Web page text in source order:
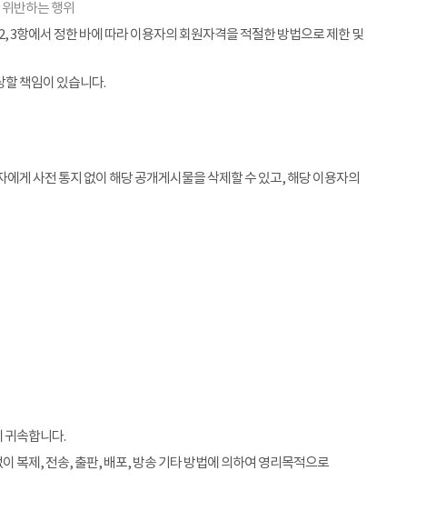
반하는 행위
항에서 정한 바에 따라 이용자의 회원자격을 적절한 방법으로 제한 및
책임이 있습니다.
게 사전 통지 없이 해당 공개게시물을 삭제할 수 있고, 해당 이용자의
귀속합니다.
복제, 전송, 출판, 배포, 방송 기타 방법에 의하여 영리목적으로